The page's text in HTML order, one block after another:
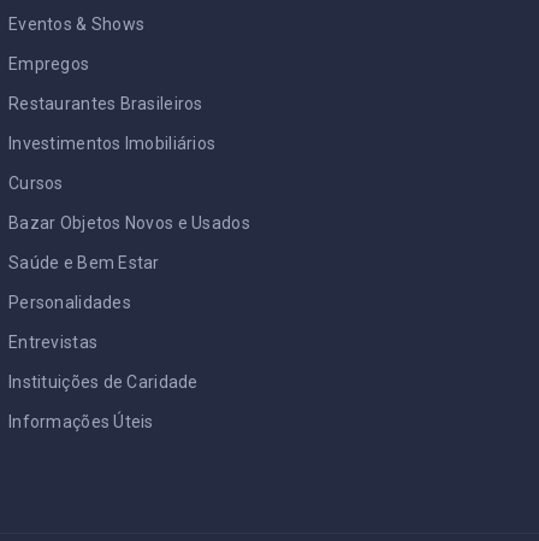
Eventos & Shows
Empregos
Restaurantes Brasileiros
Investimentos Imobiliários
Cursos
Bazar Objetos Novos e Usados
Saúde e Bem Estar
Personalidades
Entrevistas
Instituições de Caridade
Informações Úteis